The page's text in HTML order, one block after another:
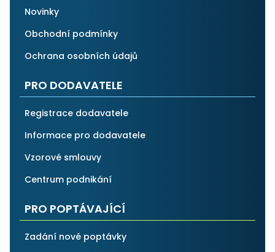
Novinky
Obchodní podmínky
Ochrana osobních údajů
PRO DODAVATELE
Registrace dodavatele
Informace pro dodavatele
Vzorové smlouvy
Centrum podnikání
PRO POPTÁVAJÍCÍ
Zadání nové poptávky